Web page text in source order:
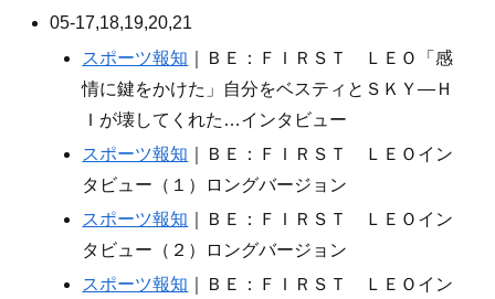
05-17,18,19,20,21
スポーツ報知 ｜ＢＥ：ＦＩＲＳＴ ＬＥＯ「感
情に鍵をかけた」自分をベスティとＳＫＹ―Ｈ
Ｉが壊してくれた…インタビュー
スポーツ報知 ｜ＢＥ：ＦＩＲＳＴ ＬＥＯイン
タビュー（１）ロングバージョン
スポーツ報知 ｜ＢＥ：ＦＩＲＳＴ ＬＥＯイン
タビュー（２）ロングバージョン
スポーツ報知 ｜ＢＥ：ＦＩＲＳＴ ＬＥＯイン